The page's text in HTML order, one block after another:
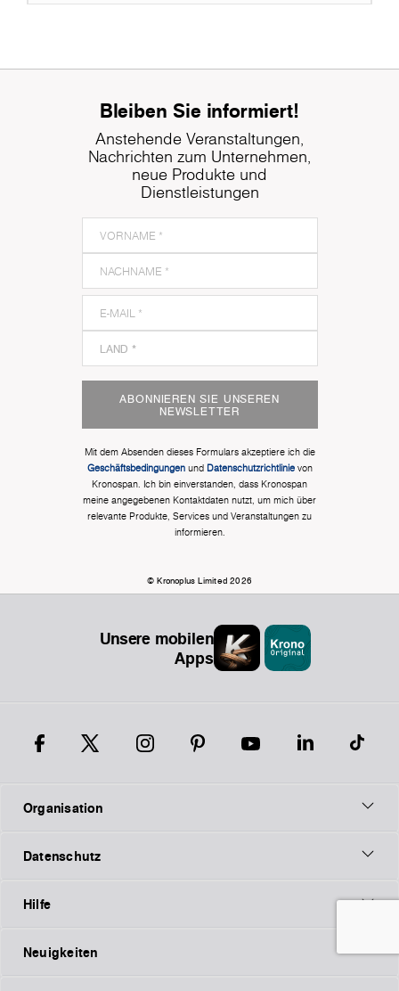
Bleiben Sie informiert!
Anstehende Veranstaltungen,
Nachrichten zum Unternehmen,
neue Produkte und
Dienstleistungen
ABONNIEREN SIE UNSEREN
NEWSLETTER
Mit dem Absenden dieses Formulars akzeptiere ich die
Geschäftsbedingungenund Datenschutzrichtlinievon
Kronospan. Ich bin einverstanden, dass Kronospan
meine angegebenen Kontaktdaten nutzt, um mich über
relevante Produkte, Services und Veranstaltungen zu
informieren.
© Kronoplus Limited 2026
Unsere mobilen
Apps
Organisation
Datenschutz
Hilfe
Neuigkeiten